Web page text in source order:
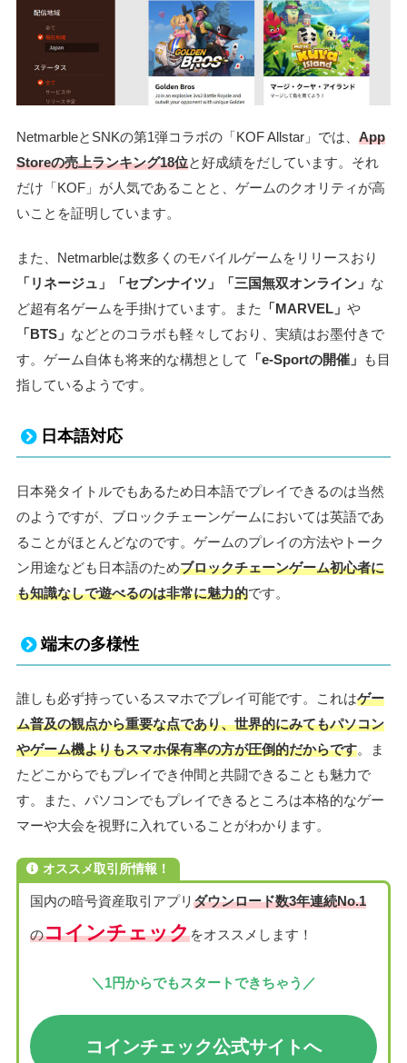
NetmarbleとSNKの第1弾コラボの「KOF Allstar」では、 App
Storeの売上ランキング18位と好成績をだしています。それ
だけ「KOF」が人気であることと、ゲームのクオリティが高
いことを証明しています。
また、Netmarbleは数多くのモバイルゲームをリリースおり
「リネージュ」「セブンナイツ」「三国無双オンライン」 な
ど超有名ゲームを手掛けています。また
「MARVEL」 や
「BTS」 などとのコラボも軽々しており、実績はお墨付きで
す。ゲーム自体も将来的な構想として
「e-Sportの開催」
も目
指しているようです。
日本語対応
日本発タイトルでもあるため日本語でプレイできるのは当然
のようですが、ブロックチェーンゲームにおいては英語であ
ることがほとんどなのです。ゲームのプレイの方法やトーク
ン用途なども日本語のためブロックチェーンゲーム初心者に
も知識なしで遊べるのは非常に魅力的です。
端末の多様性
誰しも必ず持っているスマホでプレイ可能です。これはゲー
ム普及の観点から重要な点であり、世界的にみてもパソコン
やゲーム機よりもスマホ保有率の方が圧倒的だからです。ま
たどこからでもプレイでき仲間と共闘できることも魅力で
す。また、パソコンでもプレイできるところは本格的なゲー
マーや大会を視野に入れていることがわかります。
オススメ取引所情報！
国内の暗号資産取引アプリ ダウンロード数3年連続No.1
のコインチェックをオススメします！
＼1円からでもスタートできちゃう／
コインチェック公式サイトへ